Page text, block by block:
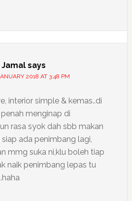
Jamal says
2018 AT 3:48 PM
interior simple & kemas..di
menginap di
rasa syok dah sbb makan
siap ada penimbang lagi,
mmg suka ni,klu boleh tiap
naik penimbang lepas tu